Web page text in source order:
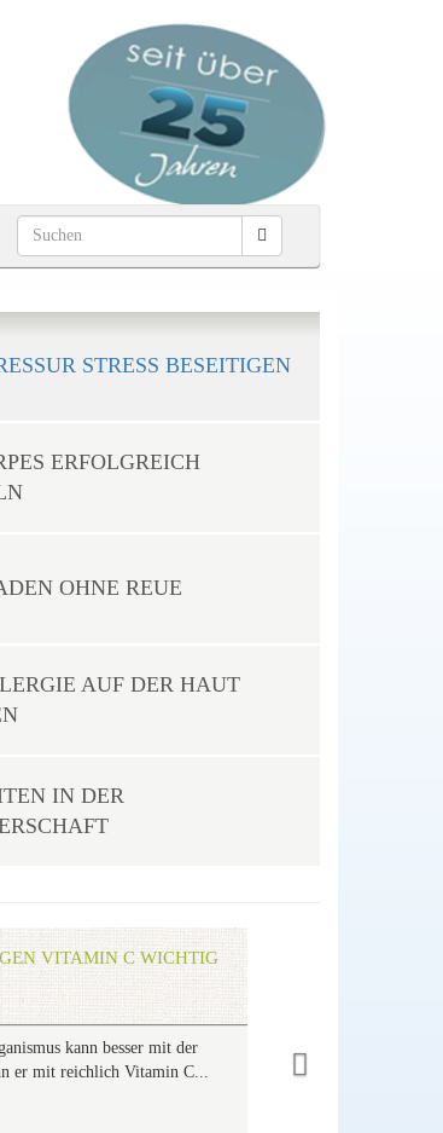
STRESS BESEITIGEN
ERFOLGREICH
OHNE REUE
AUF DER HAUT
IN DER
VITAMIN C WICHTIG
kann besser mit der
er mit reichlich Vitamin C...